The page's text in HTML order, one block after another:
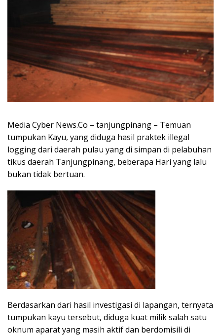
Media Cyber News.Co – tanjungpinang – Temuan
tumpukan Kayu, yang diduga hasil praktek illegal
logging dari daerah pulau yang di simpan di pelabuhan
tikus daerah Tanjungpinang, beberapa Hari yang lalu
bukan tidak bertuan.
Berdasarkan dari hasil investigasi di lapangan, ternyata
tumpukan kayu tersebut, diduga kuat milik salah satu
oknum aparat yang masih aktif dan berdomisili di